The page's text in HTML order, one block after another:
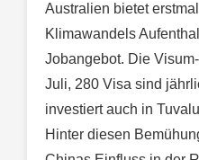
Australien bietet
Klimawandels
Jobangebot. Die
Juli, 280 Visa sind
investiert auch in
Hinter diesen